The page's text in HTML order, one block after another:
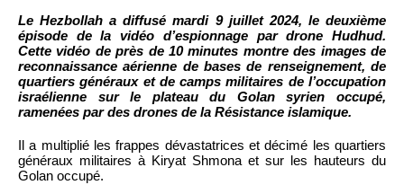
Le Hezbollah a diffusé mardi 9 juillet 2024, le deuxième
épisode de la vidéo d’espionnage par drone Hudhud.
Cette vidéo de près de 10 minutes montre des images de
reconnaissance aérienne de bases de renseignement, de
quartiers généraux et de camps militaires de l’occupation
israélienne sur le plateau du Golan syrien occupé,
ramenées par des drones de la Résistance islamique.
Il a multiplié les frappes dévastatrices et décimé les quartiers
généraux militaires à Kiryat Shmona et sur les hauteurs du
Golan occupé.